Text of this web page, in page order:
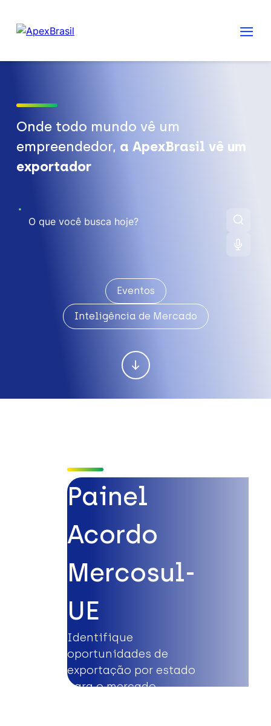
Onde todo mundo vê um
empreendedor, a ApexBrasil vê um
exportador
Eventos
Inteligência de Mercado
Painel
Acordo
Mercosul-
UE
Identifique
oportunidades de
exportação por estado
para o mercado